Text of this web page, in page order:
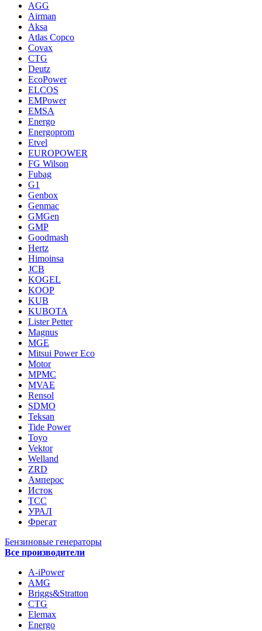
AGG
Airman
Aksa
Atlas Copco
Covax
CTG
Deutz
EcoPower
ELCOS
EMPower
EMSA
Energo
Energoprom
Etvel
EUROPOWER
FG Wilson
Fubag
G1
Genbox
Genmac
GMGen
GMP
Goodmash
Hertz
Himoinsa
JCB
KOGEL
KOOP
KUB
KUBOTA
Lister Petter
Magnus
MGE
Mitsui Power Eco
Motor
MPMC
MVAE
Rensol
SDMO
Teksan
Tide Power
Toyo
Vektor
Welland
ZRD
Амперос
Исток
ТСС
УРАЛ
Фрегат
Бензиновые генераторы
Все производители
A-iPower
AMG
Briggs&Stratton
CTG
Elemax
Energo